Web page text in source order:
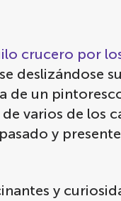
crucero por
deslizándose
de un
varios de los
y
y